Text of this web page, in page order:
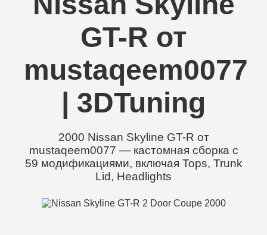
GT-R от
mustaqeem0077
| 3DTuning
2000 Nissan Skyline GT-R от
mustaqeem0077 — кастомная сборка с
59 модификациями, включая Tops, Trunk
Lid, Headlights